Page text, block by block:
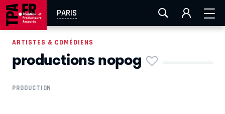
PARIS
AIX-MARSEILLE LA ROCHELLE
EN TOURNÉE
ARTISTES & COMÉDIENS
productions nopog
PRODUCTION